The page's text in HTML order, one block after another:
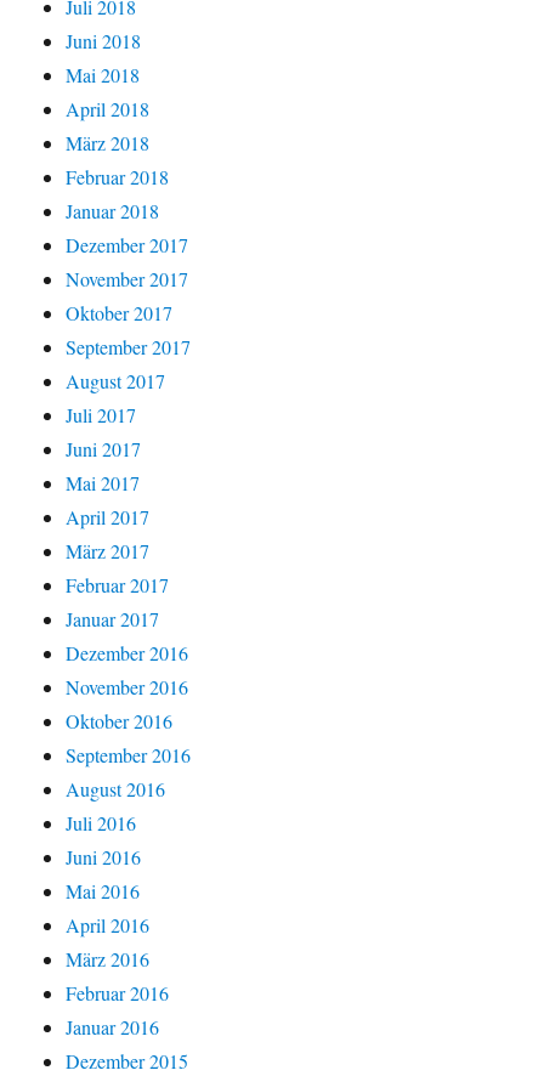
Juli 2018
Juni 2018
Mai 2018
April 2018
März 2018
Februar 2018
Januar 2018
Dezember 2017
November 2017
Oktober 2017
September 2017
August 2017
Juli 2017
Juni 2017
Mai 2017
April 2017
März 2017
Februar 2017
Januar 2017
Dezember 2016
November 2016
Oktober 2016
September 2016
August 2016
Juli 2016
Juni 2016
Mai 2016
April 2016
März 2016
Februar 2016
Januar 2016
Dezember 2015